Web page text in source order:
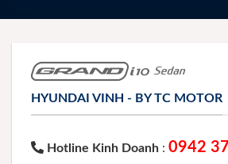
HYUNDAI VINH - BY TC MOTOR
Hotline Kinh Doanh : 0942